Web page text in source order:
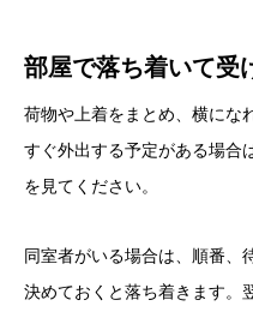
部屋で落ち着いて受
荷物や上着をまとめ、横にな
すぐ外出する予定がある場合
を見てください。
同室者がいる場合は、順番、
決めておくと落ち着きます。